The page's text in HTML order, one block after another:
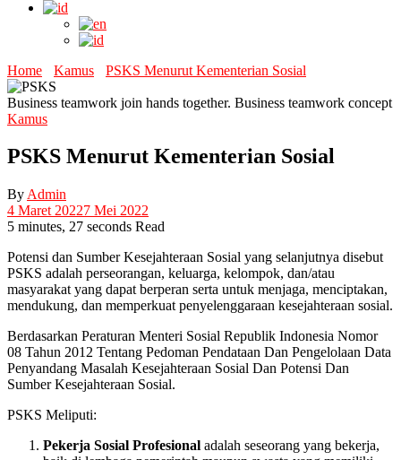
Home Kamus PSKS Menurut Kementerian Sosial
Business teamwork join hands together. Business teamwork concept
Kamus
PSKS Menurut Kementerian Sosial
By Admin
4 Maret 20227 Mei 2022
5 minutes, 27 seconds Read
Potensi dan Sumber Kesejahteraan Sosial yang selanjutnya disebut
PSKS adalah perseorangan, keluarga, kelompok, dan/atau
masyarakat yang dapat berperan serta untuk menjaga, menciptakan,
mendukung, dan memperkuat penyelenggaraan kesejahteraan sosial.
Berdasarkan Peraturan Menteri Sosial Republik Indonesia Nomor
08 Tahun 2012 Tentang Pedoman Pendataan Dan Pengelolaan Data
Penyandang Masalah Kesejahteraan Sosial Dan Potensi Dan
Sumber Kesejahteraan Sosial.
PSKS Meliputi:
Pekerja Sosial Profesional adalah seseorang yang bekerja,